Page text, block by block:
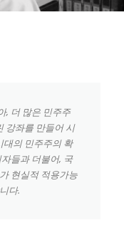
, 더 많은 민주주
강좌를 만들어 시
대의 민주주의 확
들과 더불어, 국
현실적 적용가능
다.